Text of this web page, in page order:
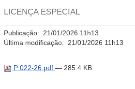
LICENÇA ESPECIAL
Publicação: 21/01/2026 11h13
Última modificação: 21/01/2026 11h13
P 022-26.pdf — 285.4 KB